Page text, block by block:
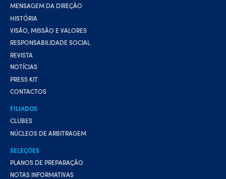
MENSAGEM DA DIREÇÃO
HISTÓRIA
VISÃO, MISSÃO E VALORES
RESPONSABILIDADE SOCIAL
REVISTA
NOTÍCIAS
PRESS KIT
CONTACTOS
FILIADOS
CLUBES
NÚCLEOS DE ARBITRAGEM
SELEÇÕES
PLANOS DE PREPARAÇÃO
NOTAS INFORMATIVAS